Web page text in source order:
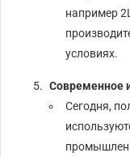
например
условиях.
Современное
Сегодня,